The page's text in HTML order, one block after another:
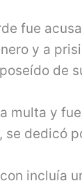
fue
y a
de
multa y
se dedicó
incluía